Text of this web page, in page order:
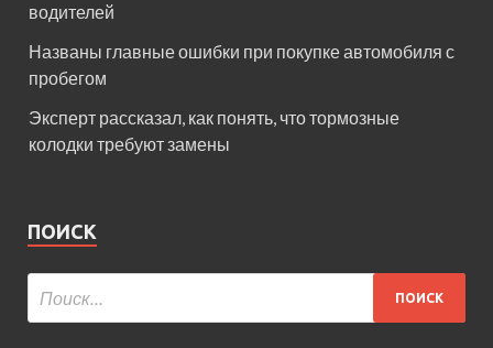
водителей
Названы главные ошибки при покупке автомобиля с
пробегом
Эксперт рассказал, как понять, что тормозные
колодки требуют замены
ПОИСК